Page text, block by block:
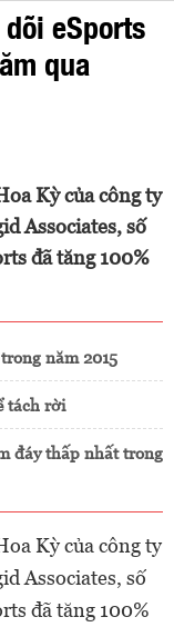
eSports
qua
Kỳ của công ty
Associates, số
đã tăng 100%
năm 2015
tách rời
đáy thấp nhất trong
Kỳ của công ty
Associates, số
đã tăng 100%